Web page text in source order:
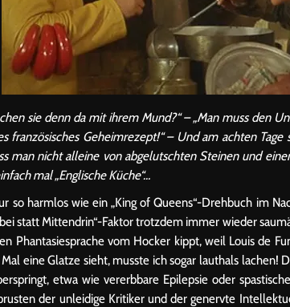
sie denn da mit ihrem Mund?“ – „Man muss den
französisches Geheimrezept!“ – Und am achten Tage
man nicht alleine von abgelutschten Steinen und
mal „Englische Küche“…
so harmlos wie ein „King of Queens“-Drehbuch im
statt Mittendrin“-Faktor trotzdem immer wieder
Phantasiesprache vom Hocker kippt, weil Louis de
eine Glatze sieht, musste ich sogar lauthals lachen!
etwa wie vererbbare Epilepsie oder
der unleidige Kritiker und der genervte